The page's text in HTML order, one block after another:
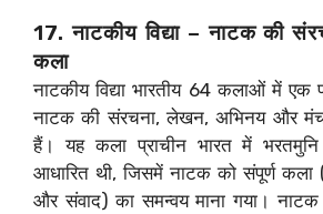
17. नाटकीय विद्या – नाटक की
कला
नाटकीय विद्या भारतीय 64 कलाओं में
नाटक की संरचना, लेखन, अभिनय और
हैं। यह कला प्राचीन भारत में
आधारित थी, जिसमें नाटक को संपूर्ण कला
और संवाद) का समन्वय माना गया।